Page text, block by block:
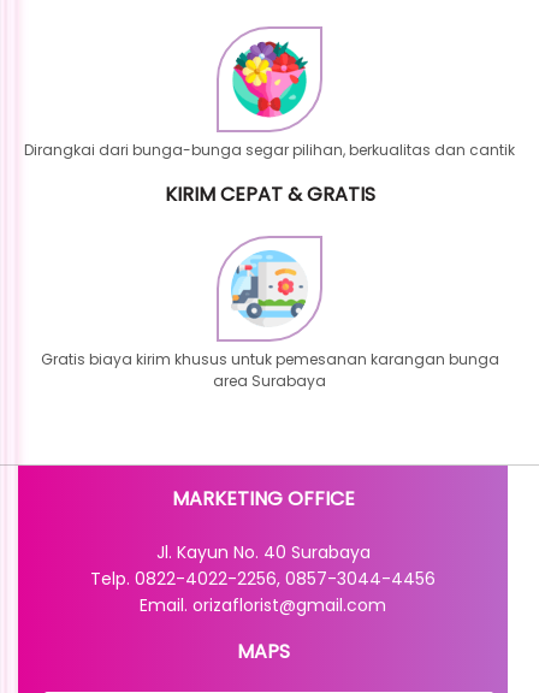
Dirangkai dari bunga-bunga segar pilihan, berkualitas dan cantik
KIRIM CEPAT & GRATIS
Gratis biaya kirim khusus untuk pemesanan karangan bunga
area Surabaya
MARKETING OFFICE
Jl. Kayun No. 40 Surabaya
Telp. 0822-4022-2256, 0857-3044-4456
Email. orizaflorist@gmail.com
MAPS